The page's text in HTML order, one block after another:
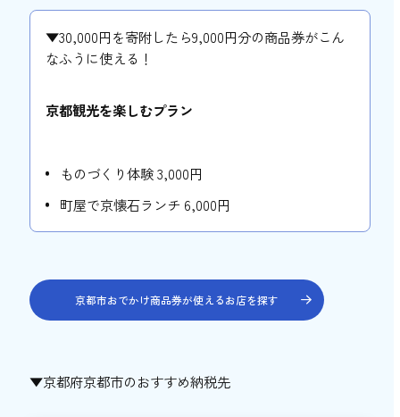
▼30,000円を寄附したら9,000円分の商品券がこん
なふうに使える！
京都観光を楽しむプラン
ものづくり体験 3,000円
町屋で京懐石ランチ 6,000円
京都市おでかけ商品券が使えるお店を探す
▼京都府京都市のおすすめ納税先